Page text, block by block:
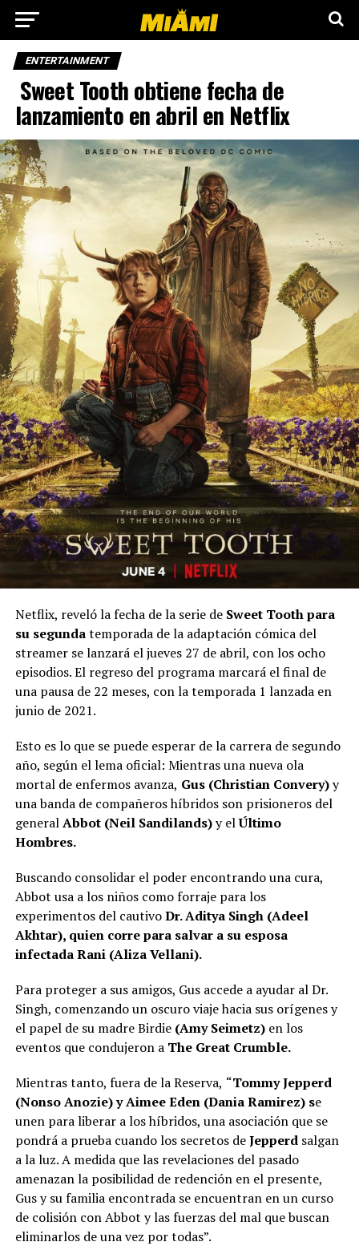
ENTERTAINMENT
Sweet Tooth obtiene fecha de
lanzamiento en abril en Netflix
Netflix, reveló la fecha de la serie de Sweet Tooth para
su segundatemporada de la adaptación cómica del
streamer se lanzará el jueves 27 de abril, con los ocho
episodios. El regreso del programa marcará el final de
una pausa de 22 meses, con la temporada 1 lanzada en
junio de 2021.
Esto es lo que se puede esperar de la carrera de segundo
año, según el lema oficial: Mientras una nueva ola
mortal de enfermos avanza, Gus (Christian Convery)y
una banda de compañeros híbridos son prisioneros del
generalAbbot (Neil Sandilands)y elÚltimo
Hombres.
Buscando consolidar el poder encontrando una cura,
Abbot usa a los niños como forraje para los
experimentos del cautivoDr. Aditya Singh (Adeel
Akhtar), quien corre para salvar a su esposa
infectada Rani (Aliza Vellani).
Para proteger a sus amigos, Gus accede a ayudar al Dr.
Singh, comenzando un oscuro viaje hacia sus orígenes y
el papel de su madre Birdie (Amy Seimetz)en los
eventos que condujeron a The Great Crumble.
Mientras tanto, fuera de la Reserva, “Tommy Jepperd
(Nonso Anozie) y Aimee Eden (Dania Ramirez) se
unen para liberar a los híbridos, una asociación que se
pondrá a prueba cuando los secretos deJepperd salgan
a la luz. A medida que las revelaciones del pasado
amenazan la posibilidad de redención en el presente,
Gus y su familia encontrada se encuentran en un curso
de colisión con Abbot y las fuerzas del mal que buscan
eliminarlos de una vez por todas”.